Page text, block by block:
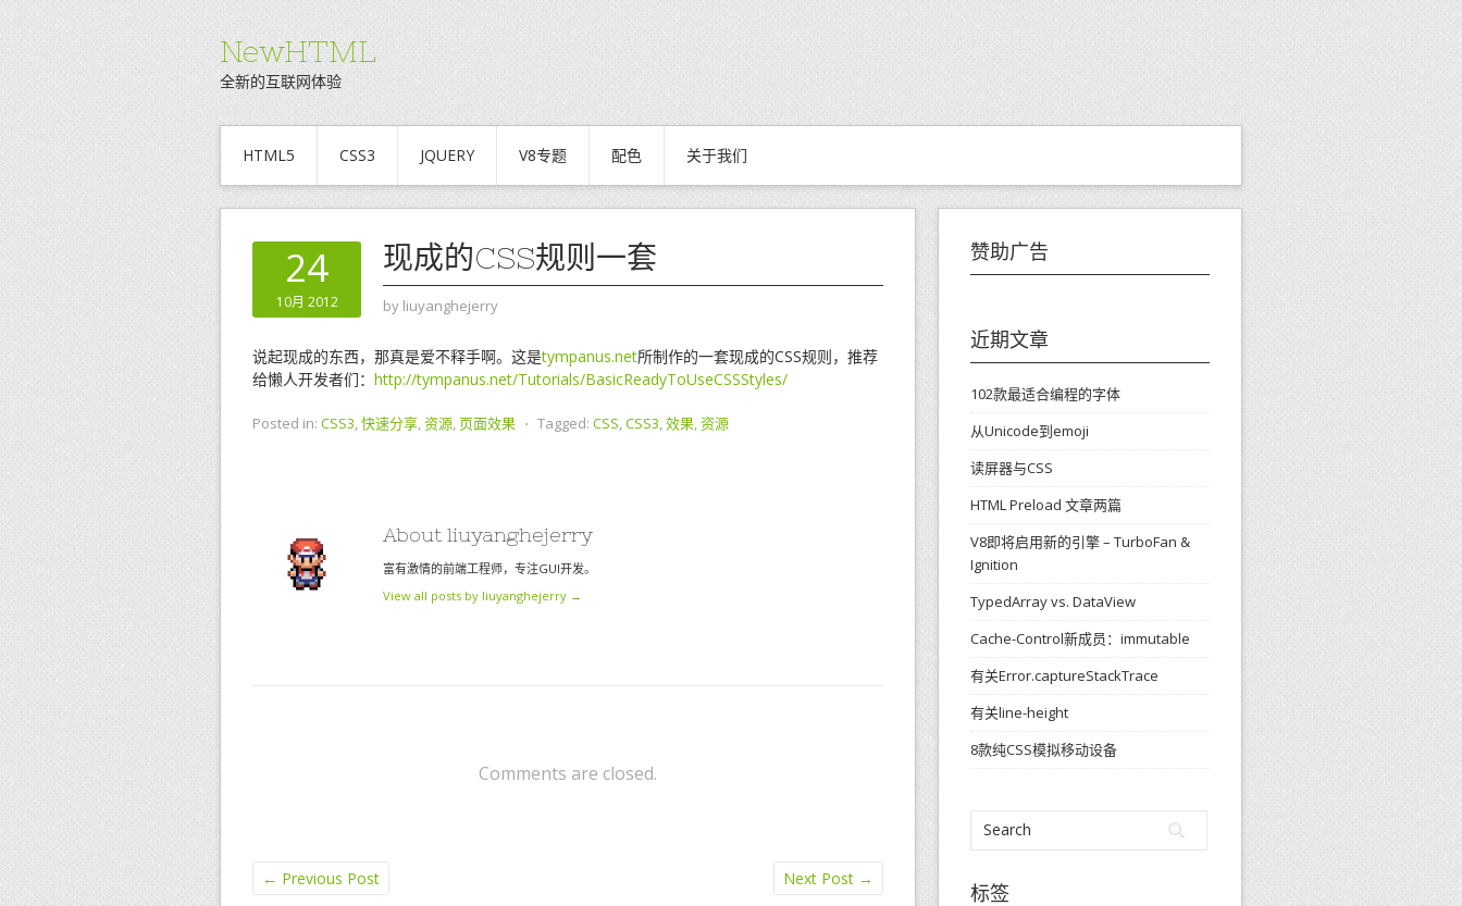
NewHTML
全新的互联网体验
HTML5 CSS3 JQUERY V8专题 配色 关于我们
24
10月 2012
现成的CSS规则一套
by liuyanghejerry
说起现成的东西，那真是爱不释手啊。这是tympanus.net所制作的一套现成的CSS规则，推荐
给懒人开发者们： http://tympanus.net/Tutorials/BasicReadyToUseCSSStyles/
Posted in: CSS3,快速分享,资源, 页面效果 ⋅ Tagged: CSS,CSS3,效果,资源
About liuyanghejerry
富有激情的前端工程师，专注GUI开发。
View all posts by liuyanghejerry →
Comments are closed.
← Previous Post Next Post →
赞助广告
近期文章
102款最适合编程的字体
从Unicode到emoji
读屏器与CSS
HTML Preload 文章两篇
V8即将启用新的引擎 – TurboFan &
Ignition
TypedArray vs. DataView
Cache-Control新成员：immutable
有关Error.captureStackTrace
有关line-height
8款纯CSS模拟移动设备
标签